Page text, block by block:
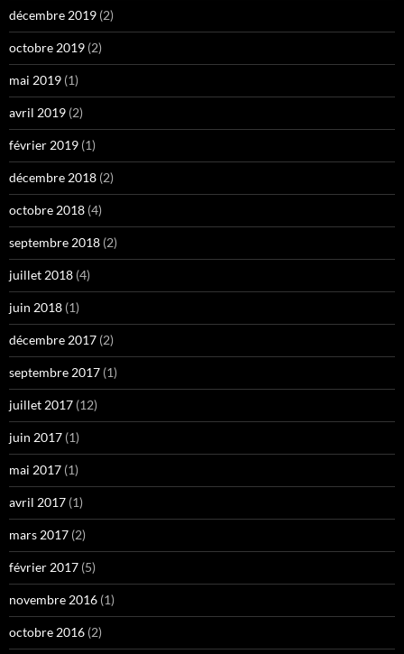
décembre 2019 (2)
octobre 2019 (2)
mai 2019 (1)
avril 2019 (2)
février 2019 (1)
décembre 2018 (2)
octobre 2018 (4)
septembre 2018 (2)
juillet 2018 (4)
juin 2018 (1)
décembre 2017 (2)
septembre 2017 (1)
juillet 2017 (12)
juin 2017 (1)
mai 2017 (1)
avril 2017 (1)
mars 2017 (2)
février 2017 (5)
novembre 2016 (1)
octobre 2016 (2)